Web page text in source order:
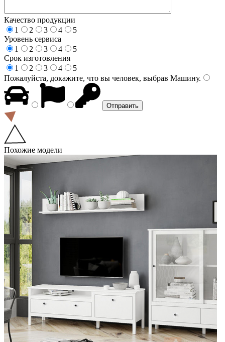
Качество продукции
1
2 3 4
5
Уровень сервиса
1
2 3 4
5
Срок изготовления
1
2 3 4
5
Пожалуйста, докажите, что вы человек, выбрав Машину.
Похожие модели